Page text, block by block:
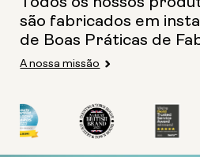
são fabricados em
de Boas Práticas de
A nossa missão